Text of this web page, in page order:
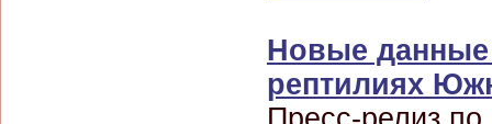
Новые
рептилиях